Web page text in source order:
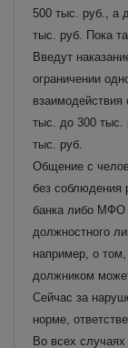
500 тыс. руб., а
тыс. руб. Пока
Введут
ограничении
тыс. до 300
тыс. руб.
Общение с
без соблюдения
банка либо МФО
должностного
например, о том,
должником
Сейчас за
норме,
Во всех